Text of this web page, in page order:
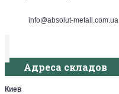
info@absolut-metall.com.ua
Адреса складов
Киев